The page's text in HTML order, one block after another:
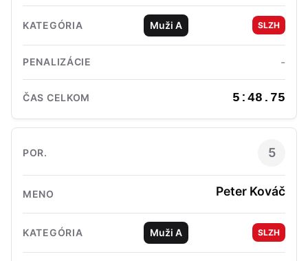
Muži A SLZH
-
5:48.75
5
Peter Kováč
Muži A SLZH